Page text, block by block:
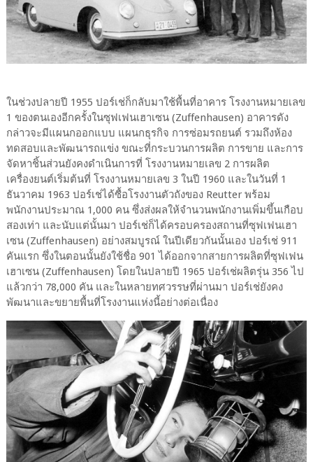
ในช่วงปลายปี 1955 ปอร์เช่ก็กลับมาใช้พื้นที่อาคาร โรงงานหมายเลข
1 ของตนเองอีกครั้งในซุฟเฟนเฮาเซน (Zuffenhausen) อาคารดัง
กล่าวจะมีแผนกออกแบบ แผนกธุรกิจ การซ่อมรถยนต์ รวมถึงห้อง
ทดสอบและพัฒนารถแข่ง ขณะที่กระบวนการผลิต การขาย และการ
จัดหาชิ้นส่วนยังคงดำเนินการที่ โรงงานหมายเลข 2 การผลิต
เครื่องยนต์เริ่มต้นที่ โรงงานหมายเลข 3 ในปี 1960 และในวันที่ 1
ธันวาคม 1963 ปอร์เช่ได้ซื้อโรงงานตัวถังของ Reutter พร้อม
พนักงานประมาณ 1,000 คน ซึ่งส่งผลให้จำนวนพนักงานเพิ่มขึ้นเกือบ
สองเท่า และนับแต่นั้นมา ปอร์เช่ก็ได้ครอบครองสถานที่ซุฟเฟนเฮา
เซน (Zuffenhausen) อย่างสมบูรณ์ ในปีเดียวกันนั้นเอง ปอร์เช่ 911
คันแรก ซึ่งในตอนนั้นยังใช้ชื่อ 901 ได้ออกจากสายการผลิตที่ซุฟเฟน
เฮาเซน (Zuffenhausen) โดยในปลายปี 1965 ปอร์เช่ผลิตรุ่น 356 ไป
แล้วกว่า 78,000 คัน และในหลายทศวรรษที่ผ่านมา ปอร์เช่ยังคง
พัฒนาและขยายพื้นที่โรงงานแห่งนี้อย่างต่อเนื่อง